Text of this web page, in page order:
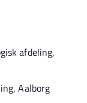
afdeling,
Aalborg